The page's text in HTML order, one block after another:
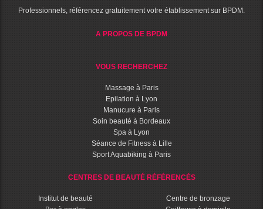
Professionnels, référencez gratuitement votre établissement sur BPDM.
A PROPOS DE BPDM
VOUS RECHERCHEZ
Massage à Paris
Epilation à Lyon
Manucure à Paris
Soin beauté à Bordeaux
Spa à Lyon
Séance de Fitness à Lille
Sport Aquabiking à Paris
CENTRES DE BEAUTÉ RÉFÉRENCÉS
Institut de beauté
Centre de bronzage